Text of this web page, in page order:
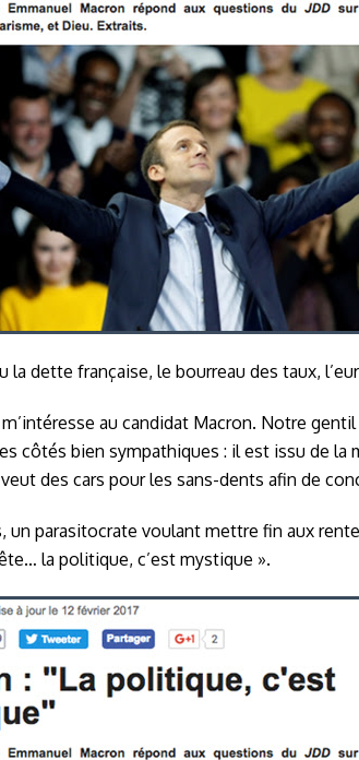
la dette française, le bourreau des taux,
au candidat Macron. Notre
côtés bien sympathiques : il est issu de
des cars pour les sans-dents afin de
un parasitocrate voulant mettre fin aux
la politique, c’est mystique ».